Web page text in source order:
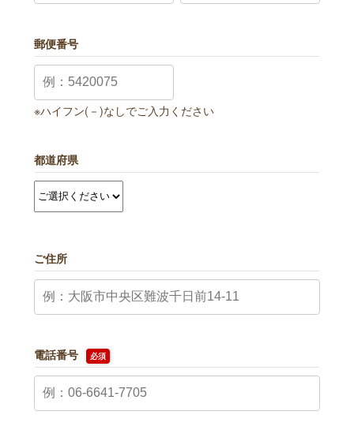
郵便番号
※ハイフン(－)なしでご入力ください
都道府県
ご住所
電話番号 必須